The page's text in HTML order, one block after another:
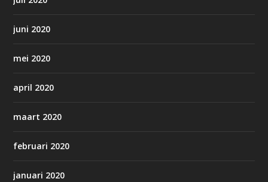
juni 2020
mei 2020
april 2020
maart 2020
februari 2020
januari 2020